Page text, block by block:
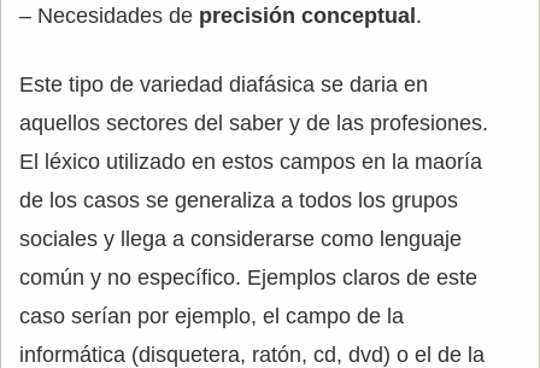
– Necesidades de precisión conceptual.
Este tipo de variedad diafásica se daria en
aquellos sectores del saber y de las profesiones.
El léxico utilizado en estos campos en la maoría
de los casos se generaliza a todos los grupos
sociales y llega a considerarse como lenguaje
común y no específico. Ejemplos claros de este
caso serían por ejemplo, el campo de la
informática (disquetera, ratón, cd, dvd) o el de la